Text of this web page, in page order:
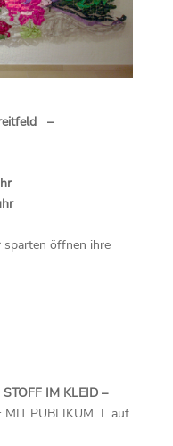
–
öffnen ihre
STOFF IM KLEID –
MIT PUBLIKUM I auf